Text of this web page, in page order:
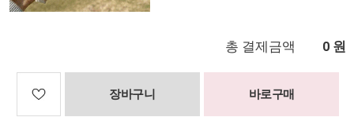
총 결제금액 0 원
장바구니 바로구매